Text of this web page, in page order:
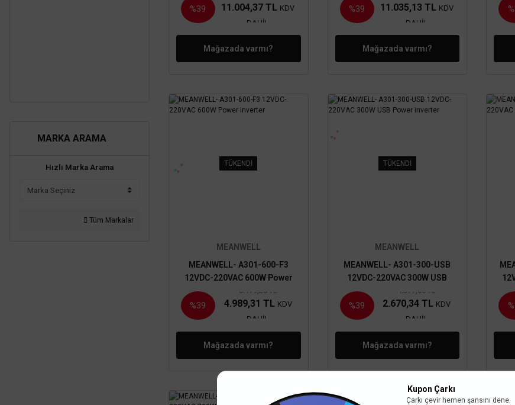
MARKA ARAMA
Hızlı Marka Arama
Tüm Markalar
%39 11.004,37 TL KDV
DAHİL
Mağazada varmı?
%39 11.035,13 TL KDV
DAHİL
Mağazada varmı?
TÜKENDİ
MEANWELL
MEANWELL- A301-600-F3
12VDC-220VAC 600W Power
inverter
%39
8.179,20 TL
4.989,31 TL KDV
DAHİL
Mağazada varmı?
TÜKENDİ
MEANWELL
MEANWELL- A301-300-USB
12VDC-220VAC 300W USB
Power inverter
%39
4.377,60 TL
2.670,34 TL KDV
DAHİL
Mağazada varmı?
Kupon Çarkı
Çarkı çevir hemen şansını dene.